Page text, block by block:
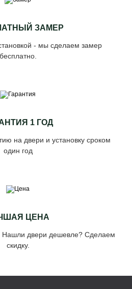
ЗАМЕР
- мы сделаем замер
бесплатно.
1 ГОД
на двери и установку сроком
один год
ЦЕНА
Нашли двери дешевле? Сделаем
скидку.